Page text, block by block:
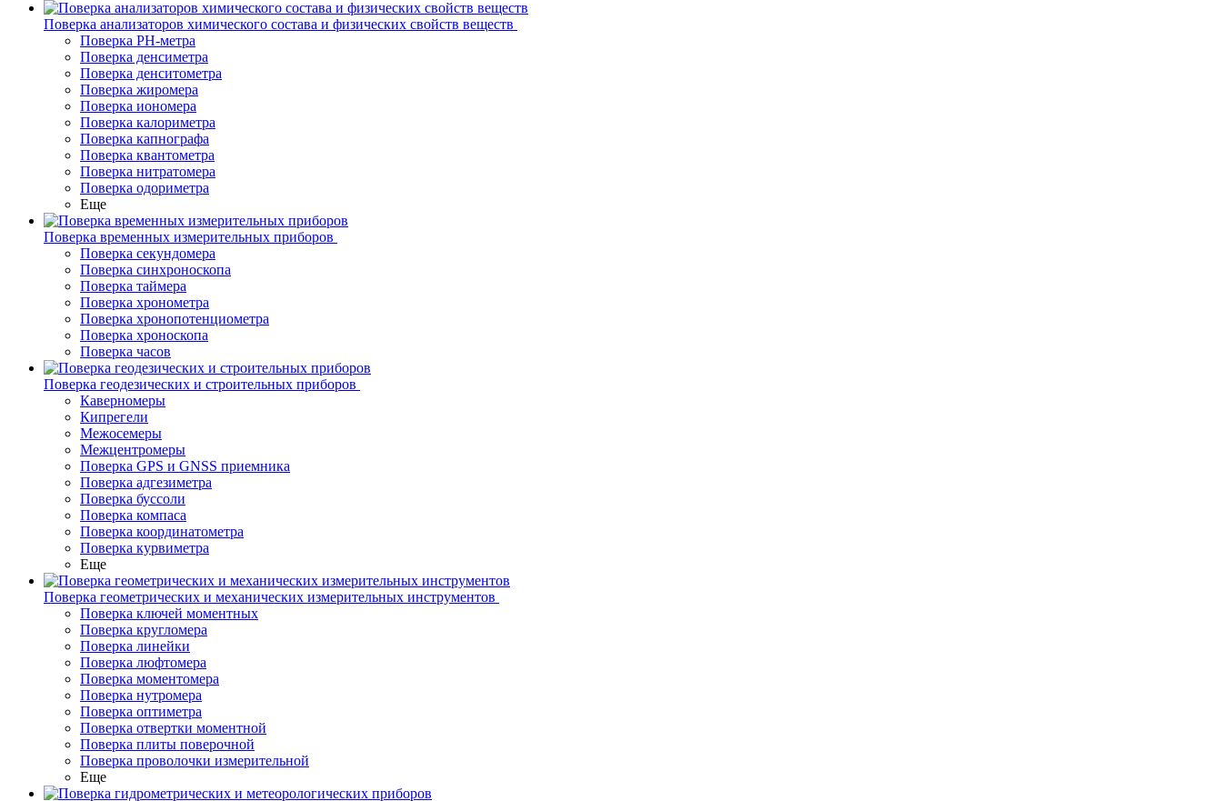
Поверка анализаторов химического состава и физических свойств веществ
Поверка PH-метра
Поверка денсиметра
Поверка денситометра
Поверка жиромера
Поверка иономера
Поверка калориметра
Поверка капнографа
Поверка квантометра
Поверка нитратомера
Поверка одориметра
Еще
Поверка временных измерительных приборов
Поверка секундомера
Поверка синхроноскопа
Поверка таймера
Поверка хронометра
Поверка хронопотенциометра
Поверка хроноскопа
Поверка часов
Поверка геодезических и строительных приборов
Каверномеры
Кипрегели
Межосемеры
Межцентромеры
Поверка GPS и GNSS приемника
Поверка адгезиметра
Поверка буссоли
Поверка компаса
Поверка координатометра
Поверка курвиметра
Еще
Поверка геометрических и механических измерительных инструментов
Поверка ключей моментных
Поверка кругломера
Поверка линейки
Поверка люфтомера
Поверка моментомера
Поверка нутромера
Поверка оптиметра
Поверка отвертки моментной
Поверка плиты поверочной
Поверка проволочки измерительной
Еще